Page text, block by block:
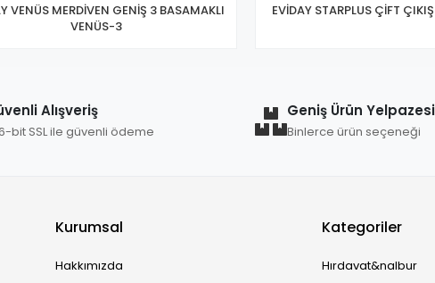
VENÜS MERDİVEN GENİŞ 3 BASAMAKLI
VENÜS-3
EVİDAY STARPLUS ÇİFT
Alışveriş
bit SSL ile güvenli ödeme
Geniş Ürün Yelpazesi
Binlerce ürün seçeneği
Kurumsal
Hakkımızda
Kategoriler
Hırdavat&nalbur